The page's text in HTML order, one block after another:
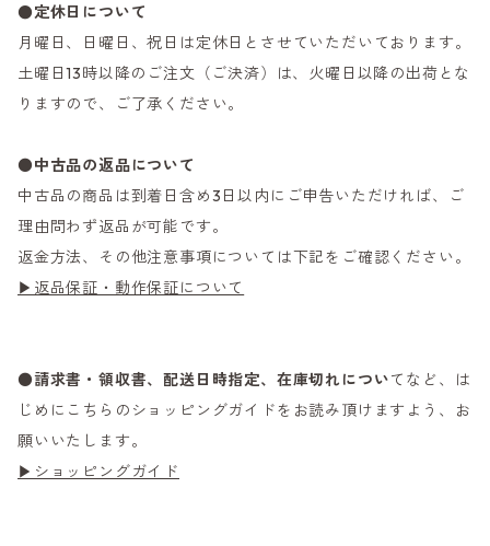
●定休日について
月曜日、日曜日、祝日は定休日とさせていただいております。
土曜日13時以降のご注文（ご決済）は、火曜日以降の出荷とな
りますので、ご了承ください。
●中古品の返品について
中古品の商品は到着日含め3日以内にご申告いただければ、ご
理由問わず返品が可能です。
返金方法、その他注意事項については下記をご確認ください。
▶返品保証・動作保証について
●請求書・領収書、配送日時指定、在庫切れについてなど、は
じめにこちらのショッピングガイドをお読み頂けますよう、お
願いいたします。
▶ショッピングガイド